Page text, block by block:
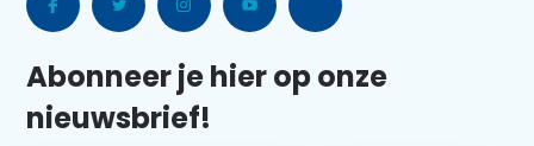
Abonneer je hier op onze
nieuwsbrief!